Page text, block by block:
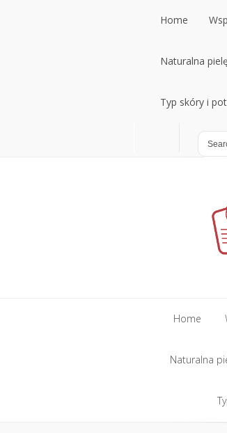
Home
Home
Naturalna
Naturalna
Typ skóry i
Typ skóry i
Home
Home
Naturalna
Naturalna